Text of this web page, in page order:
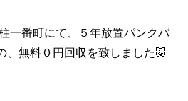
一番町にて、５年放置パンクバ
、無料０円回収を致しました🐷